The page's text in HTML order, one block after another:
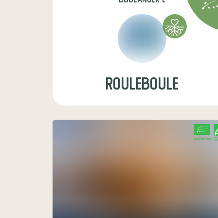
rouleboule
CERTIFIÉ PAR FR-BIO-01
AGRICULTURE FRANCE